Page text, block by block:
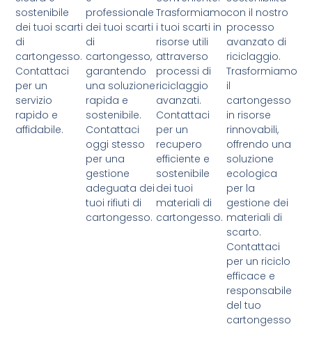
sostenibile
dei tuoi scarti
di
cartongesso.
Contattaci
per un
servizio
rapido e
affidabile.
professionale
dei tuoi scarti
di
cartongesso,
garantendo
una soluzione
rapida e
sostenibile.
Contattaci
oggi stesso
per una
gestione
adeguata dei
tuoi rifiuti di
cartongesso.
Trasformiamo
i tuoi scarti in
risorse utili
attraverso
processi di
riciclaggio
avanzati.
Contattaci
per un
recupero
efficiente e
sostenibile
dei tuoi
materiali di
cartongesso.
con il nostro
processo
avanzato di
riciclaggio.
Trasformiamo
il
cartongesso
in risorse
rinnovabili,
offrendo una
soluzione
ecologica
per la
gestione dei
materiali di
scarto.
Contattaci
per un riciclo
efficace e
responsabile
del tuo
cartongesso